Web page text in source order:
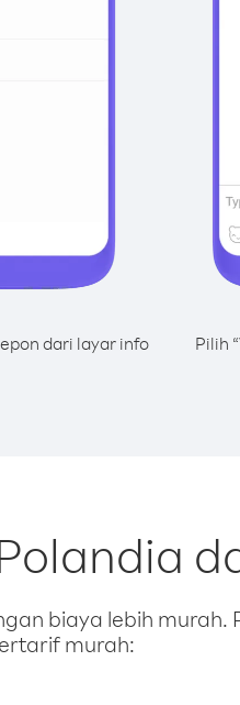
dari layar info
Pilih
biaya lebih murah.
murah: